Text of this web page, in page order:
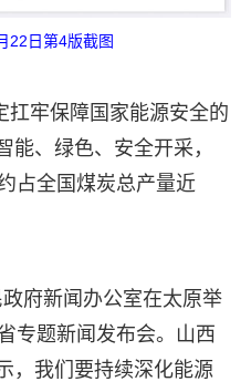
22日第4版截图
扛牢保障国家能源安全的
能、绿色、安全开采，
占全国煤炭总产量近
府新闻办公室在太原举
专题新闻发布会。山西
，我们要持续深化能源